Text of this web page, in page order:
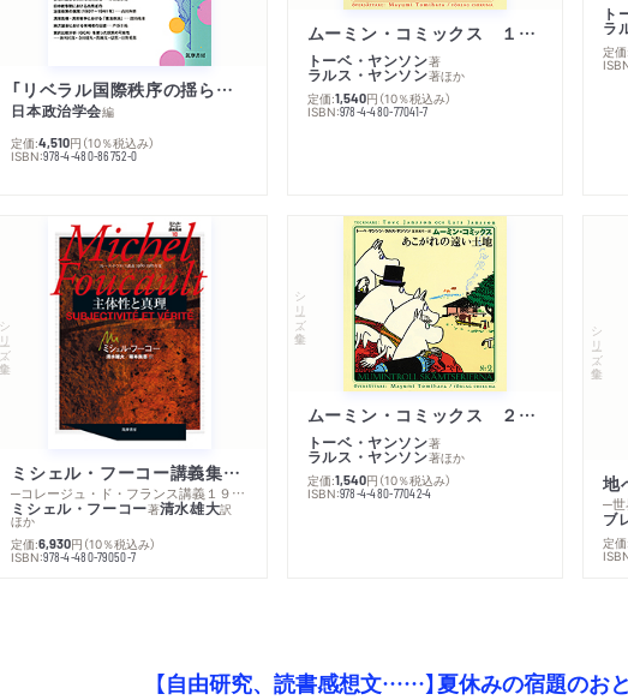
「リベラル国際秩序の揺らぎ」再考 年報政治学２０２６‐Ⅰ
日本政治学会編
定価:4,510円 （10％税込み）
ISBN:978-4-480-86752-0
ムーミン・コミックス １ 黄金のしっぽ
トーベ・ヤンソン著
ラルス・ヤンソン著ほか
定価:1,540円 （10％税込み）
ISBN:978-4-480-77041-7
ト
ラ
定
シリーズ・全集
ミシェル・フーコー講義集成１０ 主体性と真理
─コレージュ・ド・フランス講義１９８０－１９８１年度
ミシェル・フーコー著清水雄大訳
ほか
定価:6,930円 （10％税込み）
ISBN:978-4-480-79050-7
シリーズ・全集
ムーミン・コミックス ２ あこがれの遠い土地
トーベ・ヤンソン著
ラルス・ヤンソン著ほか
定価:1,540円 （10％税込み）
ISBN:978-4-480-77042-4
シリーズ・全集
地
─世
ブ
定
【自由研究、読書感想文……】夏休みの宿題のお